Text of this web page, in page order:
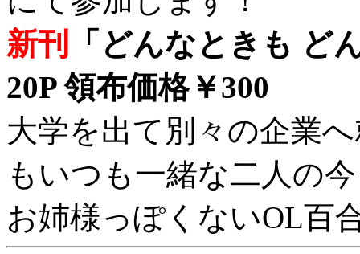
新刊
「どんなときも ど
20P 領布価格￥300
大学を出て別々の企業
もいつも一緒な二人の
お姉様っぽくないOL百